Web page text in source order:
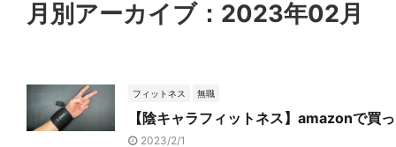
月別アーカイブ：2023年02月
フィットネス 無職
【陰キャラフィットネス】amazonで買
2023/2/1